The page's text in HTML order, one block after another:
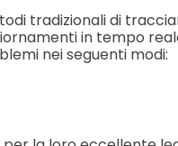
tradizionali di
in tempo
nei seguenti modi: